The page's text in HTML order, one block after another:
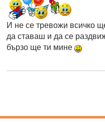
И не се тревожи всичко
да ставаш и да се
бързо ще ти мине